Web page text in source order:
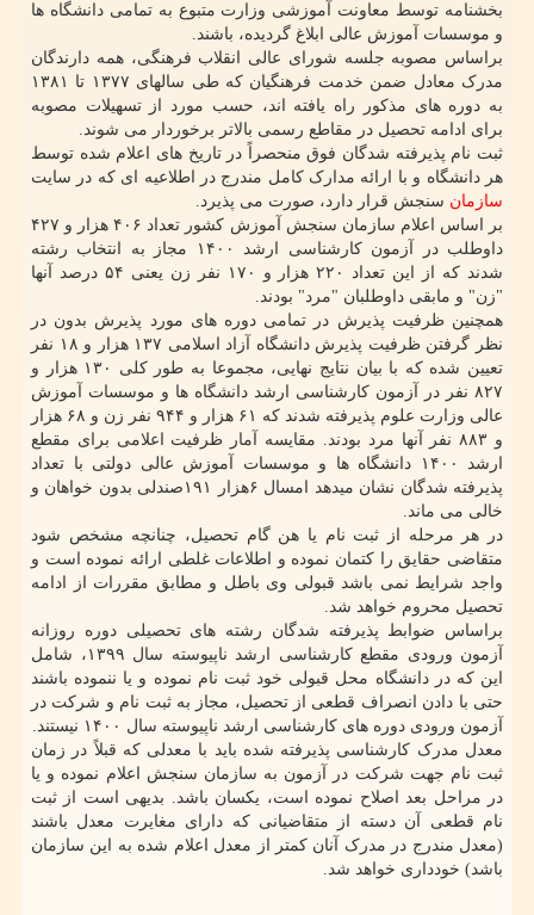
بخشنامه توسط معاونت آموزشی وزارت متبوع به تمامی دانشگاه ها
و موسسات آموزش عالی ابلاغ گردیده، باشند.
براساس مصوبه جلسه شورای عالی انقلاب فرهنگی، همه دارندگان
مدرک معادل ضمن خدمت فرهنگیان که طی سالهای ۱۳۷۷ تا ۱۳۸۱
به دوره های مذکور راه یافته اند، حسب مورد از تسهیلات مصوبه
برای ادامه تحصیل در مقاطع رسمی بالاتر برخوردار می شوند.
ثبت نام پذیرفته شدگان فوق منحصراً در تاریخ های اعلام شده توسط
هر دانشگاه و با ارائه مدارک کامل مندرج در اطلاعیه ای که در سایت
سازمان سنجش قرار دارد، صورت می پذیرد.
بر اساس اعلام سازمان سنجش آموزش کشور تعداد ۴۰۶ هزار و ۴۲۷
داوطلب در آزمون کارشناسی ارشد ۱۴۰۰ مجاز به انتخاب رشته
شدند که از این تعداد ۲۲۰ هزار و ۱۷۰ نفر زن یعنی ۵۴ درصد آنها
"زن" و مابقی داوطلبان "مرد" بودند.
همچنین ظرفیت پذیرش در تمامی دوره های مورد پذیرش بدون در
نظر گرفتن ظرفیت پذیرش دانشگاه آزاد اسلامی ۱۳۷ هزار و ۱۸ نفر
تعیین شده که با بیان نتایج نهایی، مجموعا به طور کلی ۱۳۰ هزار و
۸۲۷ نفر در آزمون کارشناسی ارشد دانشگاه ها و موسسات آموزش
عالی وزارت علوم پذیرفته شدند که ۶۱ هزار و ۹۴۴ نفر زن و ۶۸ هزار
و ۸۸۳ نفر آنها مرد بودند. مقایسه آمار ظرفیت اعلامی برای مقطع
ارشد ۱۴۰۰ دانشگاه ها و موسسات آموزش عالی دولتی با تعداد
پذیرفته شدگان نشان میدهد امسال ۶هزار ۱۹۱صندلی بدون خواهان و
خالی می ماند.
در هر مرحله از ثبت نام یا هن گام تحصیل، چنانچه مشخص شود
متقاضی حقایق را کتمان نموده و اطلاعات غلطی ارائه نموده است و
واجد شرایط نمی باشد قبولی وی باطل و مطابق مقررات از ادامه
تحصیل محروم خواهد شد.
براساس ضوابط پذیرفته شدگان رشته های تحصیلی دوره روزانه
آزمون ورودی مقطع کارشناسی ارشد ناپیوسته سال ۱۳۹۹، شامل
این که در دانشگاه محل قبولی خود ثبت نام نموده و یا ننموده باشند
حتی با دادن انصراف قطعی از تحصیل، مجاز به ثبت نام و شرکت در
آزمون ورودی دوره های کارشناسی ارشد ناپیوسته سال ۱۴۰۰ نیستند.
معدل مدرک کارشناسی پذیرفته شده باید با معدلی که قبلاً در زمان
ثبت نام جهت شرکت در آزمون به سازمان سنجش اعلام نموده و یا
در مراحل بعد اصلاح نموده است، یکسان باشد. بدیهی است از ثبت
نام قطعی آن دسته از متقاضیانی که دارای مغایرت معدل باشند
(معدل مندرج در مدرک آنان کمتر از معدل اعلام شده به این سازمان
باشد) خودداری خواهد شد.